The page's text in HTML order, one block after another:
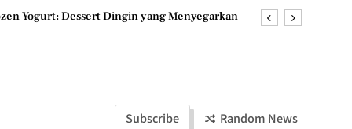
Yogurt: Dessert Dingin yang Menyegarkan
Roti Jepang Lembut yang Menggoda Selera
Manis dan Gurih yang Memanjakan Lidah
Subscribe Random News